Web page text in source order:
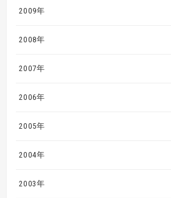
2009年
2008年
2007年
2006年
2005年
2004年
2003年